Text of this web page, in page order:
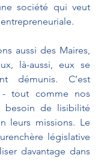
société qui veut
aussi des Maires,
là-aussi, eux se
démunis. C’est
tout comme nos
besoin de lisibilité
leurs missions. Le
législative
davantage dans